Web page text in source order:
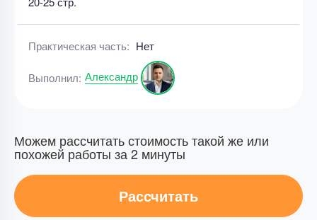
Практическая часть: Нет
Выполнил: Александр
Можем рассчитать стоимость такой же или
похожей работы за 2 минуты
Рассчитать